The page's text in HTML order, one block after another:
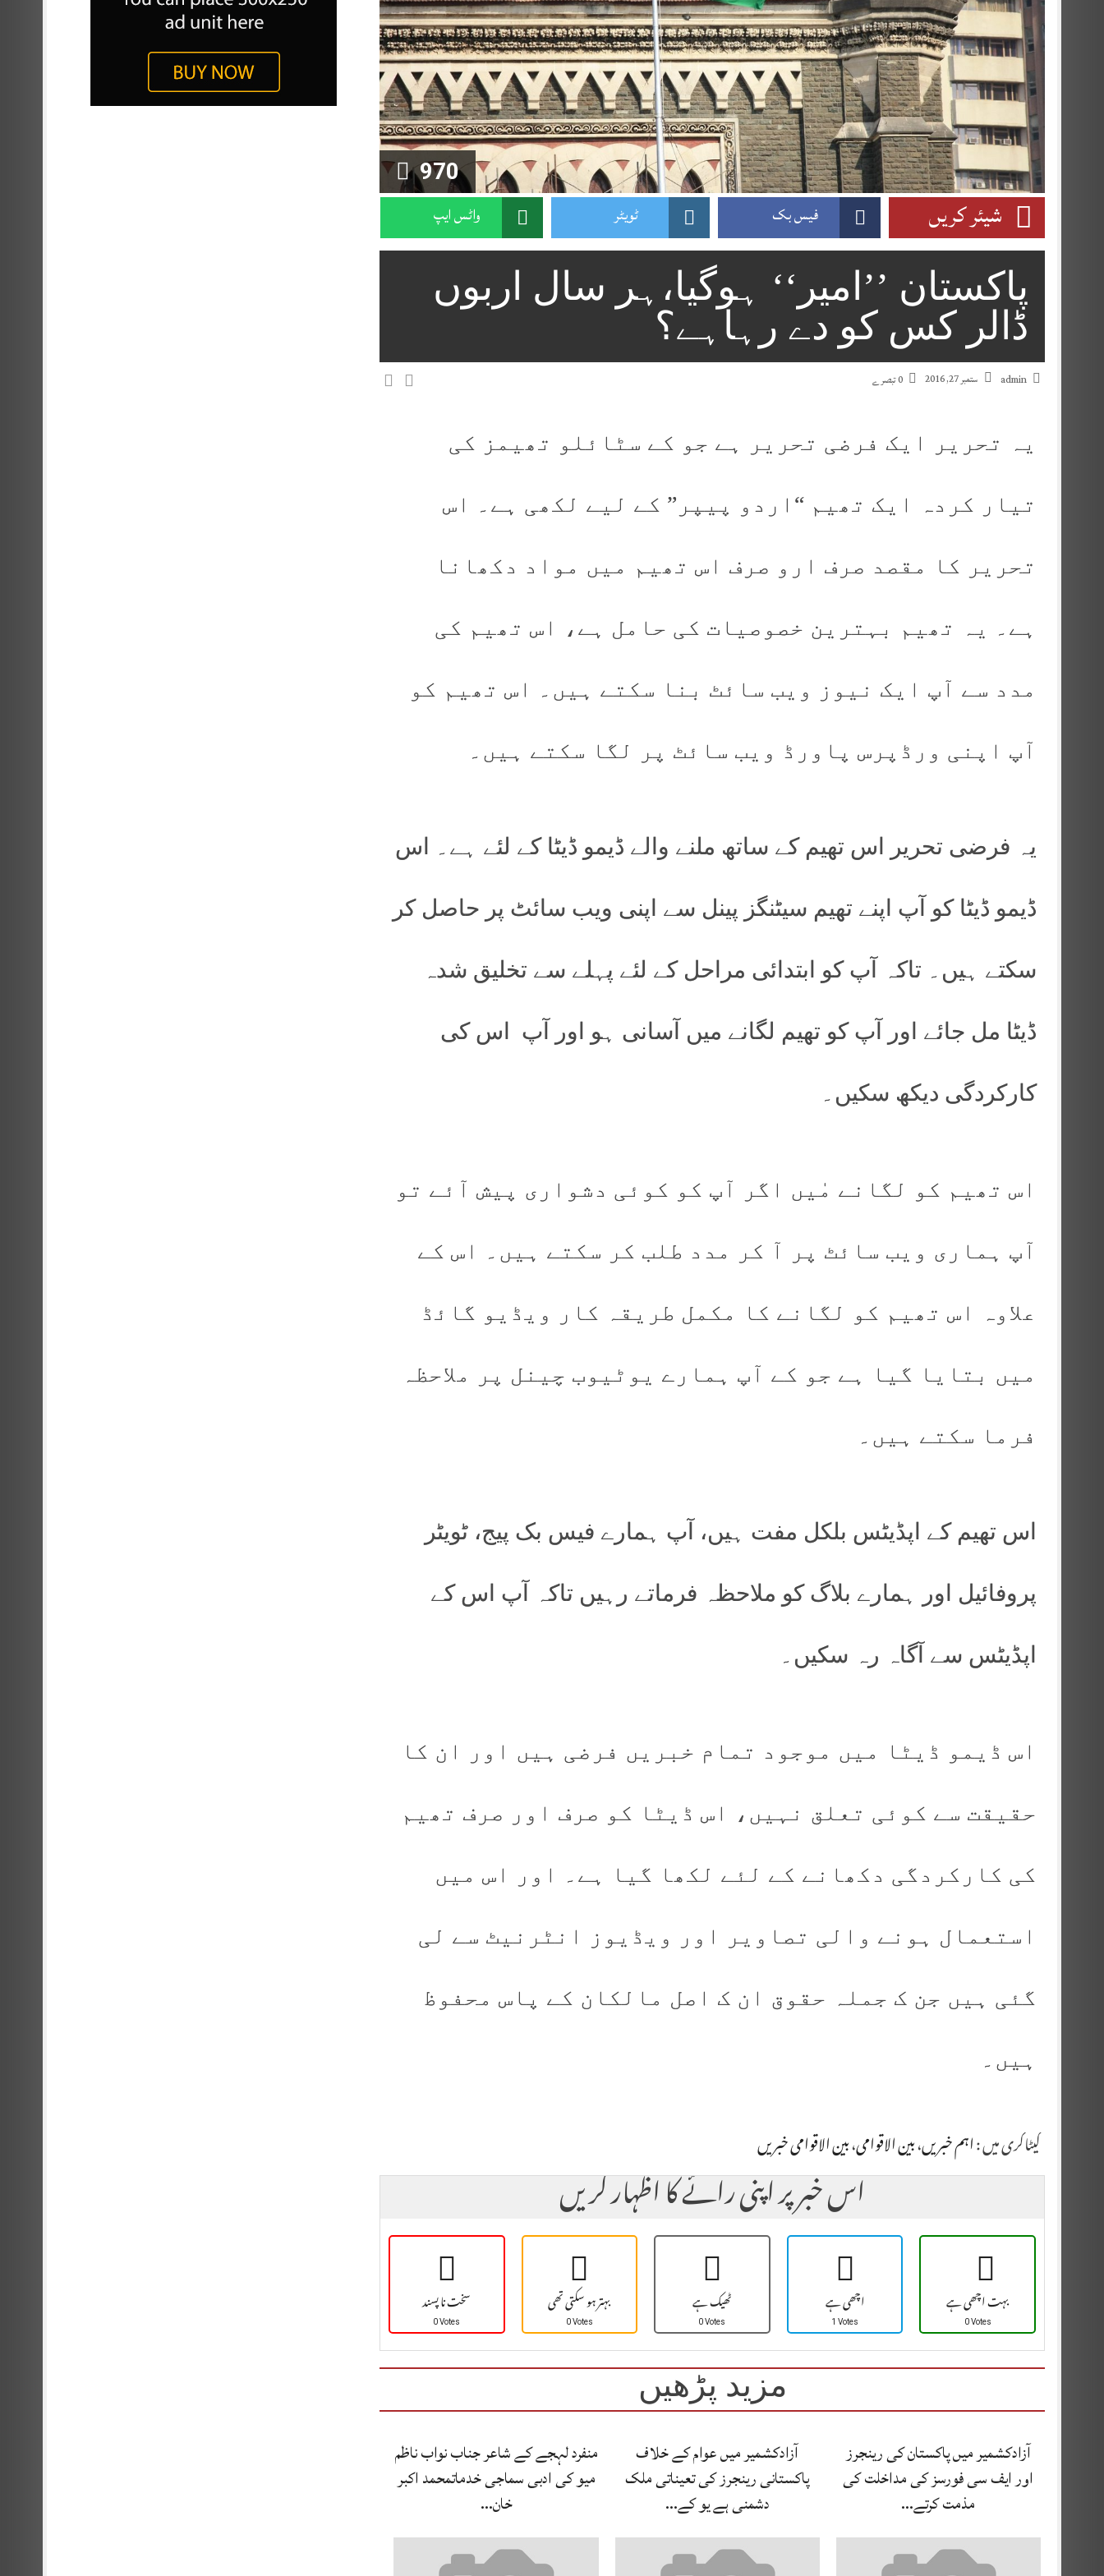
970
شیئر کریں فیس بک ٹویٹر واٹس ایپ
پاکستان ’’امیر‘‘ ہوگیا،ہر سال اربوں
ڈالر کس کو دے رہاہے؟
admin ستمبر 27, 2016
یہ تحریر ایک فرضی تحریر ہے جو کے سٹائلو تھیمز کی
تیار کردہ ایک تھیم “اردو پیپر” کے لیے لکھی ہے۔ اس
تحریر کا مقصد صرف ارو صرف اس تھیم میں مواد دکھانا
ہے۔ یہ تھیم بہترین خصوصیات کی حامل ہے، اس تھیم کی
مدد سے آپ ایک نیوز ویب سائٹ بنا سکتے ہیں۔ اس تھیم کو
آپ اپنی ورڈپرس پاورڈ ویب سائٹ پر لگا سکتے ہیں۔
یہ فرضی تحریر اس تھیم کے ساتھ ملنے والے ڈیمو ڈیٹا کے لئے ہے۔ اس
ڈیمو ڈیٹا کو آپ اپنے تھیم سیٹنگز پینل سے اپنی ویب سائٹ پر حاصل کر
سکتے ہیں۔ تاکہ آپ کو ابتدائی مراحل کے لئے پہلے سے تخلیق شدہ
ڈیٹا مل جائے اور آپ کو تھیم لگانے میں آسانی ہو اور آپ اس کی
کارکردگی دیکھ سکیں۔
اس تھیم کو لگانے مٰیں اگر آپ کو کوئی دشواری پیش آئے تو
آپ ہماری ویب سائٹ پر آ کر مدد طلب کر سکتے ہیں۔ اس کے
علاوہ اس تھیم کو لگانے کا مکمل طریقہ کار ویڈیو گائڈ
میں بتایا گیا ہے جو کے آپ ہمارے یوٹیوب چینل پر ملاحظہ
فرما سکتے ہیں۔
اس تھیم کے اپڈیٹس بلکل مفت ہیں، آپ ہمارے فیس بک پیج، ٹویٹر
پروفائیل اور ہمارے بلاگ کو ملاحظہ فرماتے رہیں تاکہ آپ اس کے
اپڈیٹس سے آگاہ رہ سکیں۔
اس ڈیمو ڈیٹا میں موجود تمام خبریں فرضی ہیں اور ان کا
حقیقت سے کوئی تعلق نہیں، اس ڈیٹا کو صرف اور صرف تھیم
کی کارکردگی دکھانے کے لئے لکھا گیا ہے۔ اور اس میں
استعمال ہونے والی تصاویر اور ویڈیوز انٹرنیٹ سے لی
گئی ہیں جن ک جملہ حقوق ان ک اصل مالکان کے پاس محفوظ
ہیں۔
کیٹاگری میں :اہم خبریں،بین الاقوامی،بین الاقوامی خبریں
اس خبر پر اپنی رائے کا اظہار کریں
سخت نا پسند
0 Votes بہتر ہو سکتی تھی
0 Votes ٹھیک ہے
0 Votes اچھی ہے
1 Votes بہت اچھی ہے
0 Votes
مزید پڑھیں
آزادکشمیر میں پاکستان کی رینجرز
اور ایف سی فورسز کی مداخلت کی
مذمت کرتے…
آزادکشمیر میں عوام کے خلاف
پاکستانی رینجرز کی تعیناتی ملک
دشمنی ہے یو کے…
منفرد لہجے کے شاعر جناب نواب ناظم
میو کی ادبی سماجی خدماتمحمد اکبر
خان…